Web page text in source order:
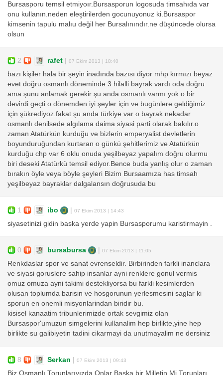
Bursasporu temsil etmiyoır.Bursasporun logosuda timsahıda var
onu kullanın.neden eleştirilerden gocunuyonuz ki.Bursaspor
kimsenin tapulu malıu değil her Bursalınındır.ne düşüncede olursa
olsun
2 rafet | 07 Ekim 2013 | 18:40
bazı kişiler hala bir şeyin inadında bazısı diyor mhp kırmızı beyaz
evet doğru osmanlı döneminde 3 hilalli bayrak vardı oda doğru
ama şunu anlamak gerekir şu anda osmanlı varmı yok o bir
devirdi geçti o dönemden iyi şeyler için ve bugünlere geldiğimiz
için şükrediyoz.fakat şu anda türkiye var o bayrak nekadar
osmanlı denilsede algılama daima siyasi parti olarak bakılır.o
zaman Atatürkün kurduğu ve bizlerin emperyalist devletlerin
boyunduruğundan kurtaran o günkü şehitlerimiz ve Atatürkün
kurduğu chp var 6 oklu onuda yeşilbeyaz yapalım doğru olurmu
biri deseki Atatürkü temsil ediyor.Bence buda yanlış olur o zaman
bırakın öyle veya böyle şeyleri Bizim Bursaamıza has timsah
yeşilbeyaz bayraklar dalgalansın doğrusuda bu
1 ibo | 07 Ekim 2013 | 14:43
siyasetinizi gidin baska yerde yapin Bursasporumu karistirmayin .
0 bursabursa | 07 Ekim 2013 | 11:05
Renkdaslar spor ve sanat evrenseldir. Birbirinden farkli inanclara
ve siyasi goruslere sahip insanlar ayni renklere gonul vermis
omuz omuza ayni takimi destekliyorsa bu farkli kesimlerden
olusan toplumda barisin ve hosgorunun yerlesmesini saglar ki
sporun en onemli misyonlarindan biridir bu.
kisisel kanaatim tribunlerimizde ortak sevgimiz olan
Bursaspor'umuzun simgelerini kullanalim hep birlikte,yine hep
birlikte su galibiyetin tadini cikarmayi da unutmayalim ne dersiniz
8 Serkan | 07 Ekim 2013 | 09:43
Biz Osmanlı Torunlarıyızda Onlar Başka bir Milletin Mi Torunları...